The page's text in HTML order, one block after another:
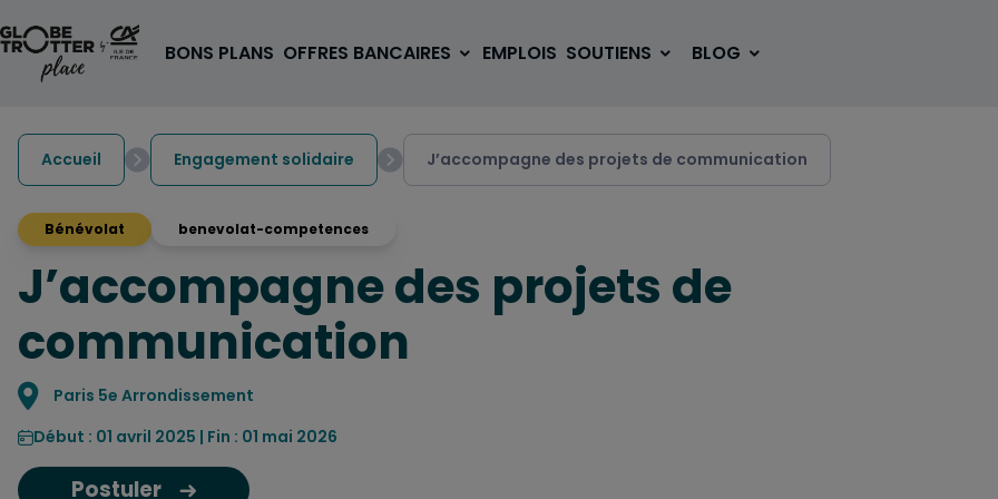
BONS PLANS OFFRES BANCAIRES EMPLOIS SOUTIENS BLOG
1 carte, 0 frais à l'étranger
pour les 18/30 ans VOYAGER
Accueil Engagement solidaire J’accompagne des projets de communication
Bénévolat benevolat-competences
J’accompagne des projets de
communication
Localisation
Paris 5e Arrondissement
Début : 01 avril 2025 | Fin : 01 mai 2026
Postuler